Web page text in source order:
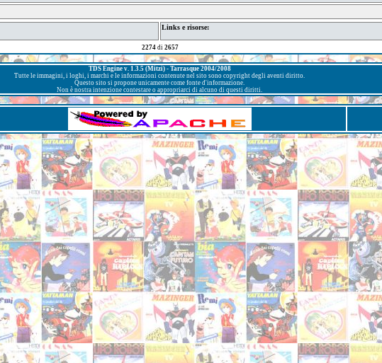
Links e risorse:
2274di 2657
TDS Engine v. 1.3.5 (Mitzi) - Tarrasque 2004/2008
Tutte le immagini, i loghi, i marchi e le informazioni contenute nel sito sono copyright degli aventi diritto.
Questo sito si propone unicamente come fonte d'informazione.
Non è nostra intenzione contestare o appropriarci di alcuno di questi diritti.